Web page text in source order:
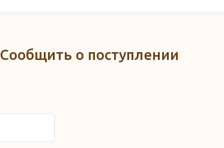
Сообщить о поступлении